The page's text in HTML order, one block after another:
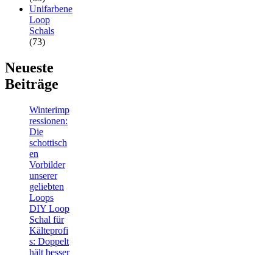
Unifarbene
Loop
Schals
(73)
Neueste
Beiträge
Winterimp
ressionen:
Die
schottisch
en
Vorbilder
unserer
geliebten
Loops
DIY Loop
Schal für
Kälteprofi
s: Doppelt
hält besser